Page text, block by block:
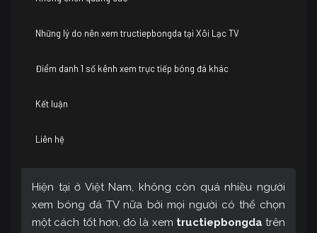
Những lý do nên xem tructiepbongda tại Xôi Lạc TV
Điểm danh 1 số kênh xem trực tiếp bóng đá khác
Kết luận
Liên hệ
Hiện tại ở Việt Nam, không còn quá nhiều người
xem bóng đá TV nữa bởi mọi người có thể chọn
một cách tốt hơn, đó là xem tructiepbongda trên